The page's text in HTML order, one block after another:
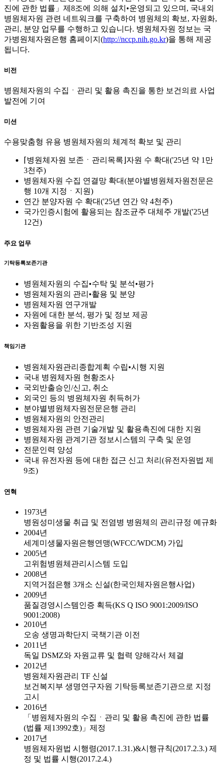
진에 관한 법률」제8조에 의해 설치•운영되고 있으며, 국내외
병원체자원 관련 네트워크를 구축하여 병원체의 확보, 자원화,
관리, 분양 업무를 수행하고 있습니다. 병원체자원 정보는 국
가병원체자원은행 홈페이지(http://nccp.nih.go.kr)을 통해 제공
됩니다.
비전
병원체자원의 수집ㆍ관리 및 활용 촉진을 통한 보건의료 사업
발전에 기여
미션
수용맞춤형 유용 병원체자원의 체계적 확보 및 관리
⌈병원체자원 보존ㆍ관리목록⌋자원 수 확대('25년 약 1만
3천주)
병원체자원 수집 연결망 확대(분야별병원체자원전문은
행 10개 지정ㆍ지원)
연간 분양자원 수 확대('25년 연간 약 4천주)
국가인증시험에 활용되는 참조균주 대체주 개발('25년
12건)
주요 업무
기탁등록보존기관
병원체자원의 수집•수탁 및 분석•평가
병원체자원의 관리•활용 및 분양
병원체자원 연구개발
자원에 대한 분석, 평가 및 정보 제공
자원활용을 위한 기반조성 지원
책임기관
병원체자원관리종합계획 수립•시행 지원
국내 병원체자원 현황조사
국외반출승인/신고, 취소
외국인 등의 병원체자원 취득허가
분야별병원체자원전문은행 관리
병원체자원의 안전관리
병원체자원 관련 기술개발 및 활용촉진에 대한 지원
병원체자원 관계기관 정보시스템의 구축 및 운영
전문인력 양성
국내 유전자원 등에 대한 접근 신고 처리(유전자원법 제
9조)
연혁
1973년
병원성미생물 취급 및 전염병 병원체의 관리규정 예규화
2004년
세계미생물자원은행연맹(WFCC/WDCM) 가입
2005년
고위험병원체관리시스템 도입
2008년
지역거점은행 3개소 신설(한국인체자원은행사업)
2009년
품질경영시스템인증 획득(KS Q ISO 9001:2009/ISO
9001:2008)
2010년
오송 생명과학단지 국책기관 이전
2011년
독일 DSMZ와 자원교류 및 협력 양해각서 체결
2012년
병원체자원관리 TF 신설
보건복지부 생명연구자원 기탁등록보존기관으로 지정
고시
2016년
「병원체자원의 수집ㆍ관리 및 활용 촉진에 관한 법률
(법률 제13992호)」제정
2017년
병원체자원법 시행령(2017.1.31.)&시행규칙(2017.2.3.) 제
정 및 법률 시행(2017.2.4.)